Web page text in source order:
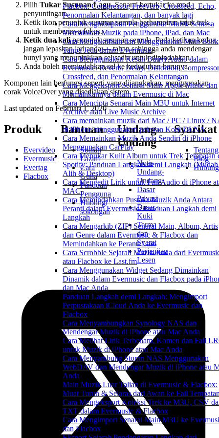
Flacbox: Compressor, Freeverb, Crossfeed, Echo,
Penormalan Kelantangan, dan banyak lagi
Cara Menghidupkan Penggambar Muzik Semasa
Memainkan Muzik pada iPhone, iPad, dan Mac
Cara Mengaktifkan dan Menggunakan Main Balik
Tanpa Jeda dalam Evermusic
Cara Menggunakan Kesan Bunyi Audio dalam
Evermusic: Reverb, Delay, Distortion,
Crossfeed, dan Penormalan Kelantangan
Cara Mengeksport Senarai Main Apple Music dan
Memainkannya dalam Evermusic di Mac
Cara Mencipta Senarai Main M3U untuk Internet
Archive atau Live Music Archive
Cara memainkan muzik dari Mac / PC / Linux /
di iPhone menggunakan pelayan Kodi DLNA
Cara Memainkan Muzik Anda Sendiri di iPhone
Menggunakan CarPlay
Cara Menukar Kulit Album untuk Trek Tempatan
Spotify: Panduan Langkah demi Langkah (Mudah
Alih & Desktop)
Cara Mengedit Lirik untuk Fail Audio di iPhone
MAC
Cara Memindahkan Pustaka Muzik Anda Antara
Peranti dalam Evermusic: Panduan Langkah demi
Langkah
Cara Mengarkib (ZIP) Senarai Main, Album, Artis
dan Genre dalam Evermusic & Flacbox dan
Memindahkan ke Peranti Lain
Cara Scrobble Sejarah Muzik Anda dari
atau Flacbox ke Last.fm
Cara Menggunakan Widget Sedang Dimainkan
Dinamik dalam Evermusic dan Flacbox pada
dan Mac Anda
Panduan Langkah demi Langkah: Mengimport
Perpustakaan iCloud Anda ke Evermusic dan
Flacbox
Cara Menyambungkan Synology NAS dan
Mendengar Muzik di iPhone atau Mac Anda
Cara Melihat Lirik Terbenam, Komen dan Fail
untuk Muzik di iPhone atau Mac Anda
Cara Menyambung Storan NAS Menggunakan
WebDAV dan Mendengar Muzik di iPhone atau
Anda
Main Muzik Luar Talian di Evermusic & Flacbox:
Muat Turun & Selaras dari Awan ke Fail
Cara Mengeksport Koleksi Trek ke M3U, CSV
TXT dalam Evermusic & Flacbox
Cara Mengimport Senarai Main M3U ke
dan Flacbox
Pilih Tukar Susunan Lagu. Senarai bertukar ke mod
penyuntingan.
Ketik ikon penunjuk susunan semula berhampiran tajuk trek
untuk memberinya fokus.
Ketik dua kalipenunjuk susunan semula. Pada ketikan kedua,
jangan lepaskan jari anda — tahan sehingga anda mendengar
bunyi yang menunjukkan sel sedia untuk dipindahkan.
Anda boleh memindahkan sel ke kedudukan barunya.
Komponen lain berfungsi seperti yang dijangkakan, menggunakan
corak VoiceOver yang disediakan sistem.
Last updated on Februari 1, 2020
Produk
Evervideo
Evermusic
Evertag
Flacbox
Bantuan
Soalan
Lazim
Cara
Guna
Panduan
Pengguna
Hubungi
sokongan
Undang-
Undang
Notis
Undang-
Undang
Dasar
Privasi
Dasar
Kuki
Terma
dan
Syarat
Perjanjian
Lesen
Syarikat
Tentang
Blog